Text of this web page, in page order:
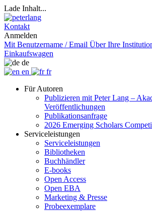
Lade Inhalt...
Kontakt
Anmelden
Mit Benutzername / Email Über Ihre
Einkaufswagen
de
en
fr
Für Autoren
Publizieren mit Peter Lang –
Veröffentlichungen
Publikationsanfrage
2026 Emerging Scholars
Serviceleistungen
Serviceleistungen
Bibliotheken
Buchhändler
E-books
Open Access
Open EBA
Marketing & Presse
Probeexemplare